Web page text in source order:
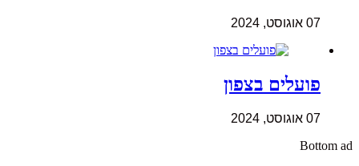
07 אוגוסט, 2024
פועלים בצפון
07 אוגוסט, 2024
Bottom ad